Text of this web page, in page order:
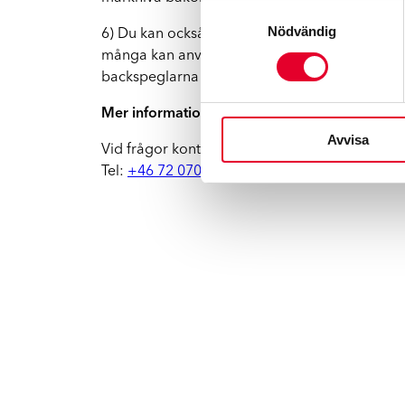
Nödvändig
Avvisa
6) Du kan också ställa om speglarna innan
många kan använda till exempel
backspeglarna och backa mycket långsamt ut
Mer information:
Vid frågor kontakta Urban Tibbelin,
Tel: +46 72 070 70 97